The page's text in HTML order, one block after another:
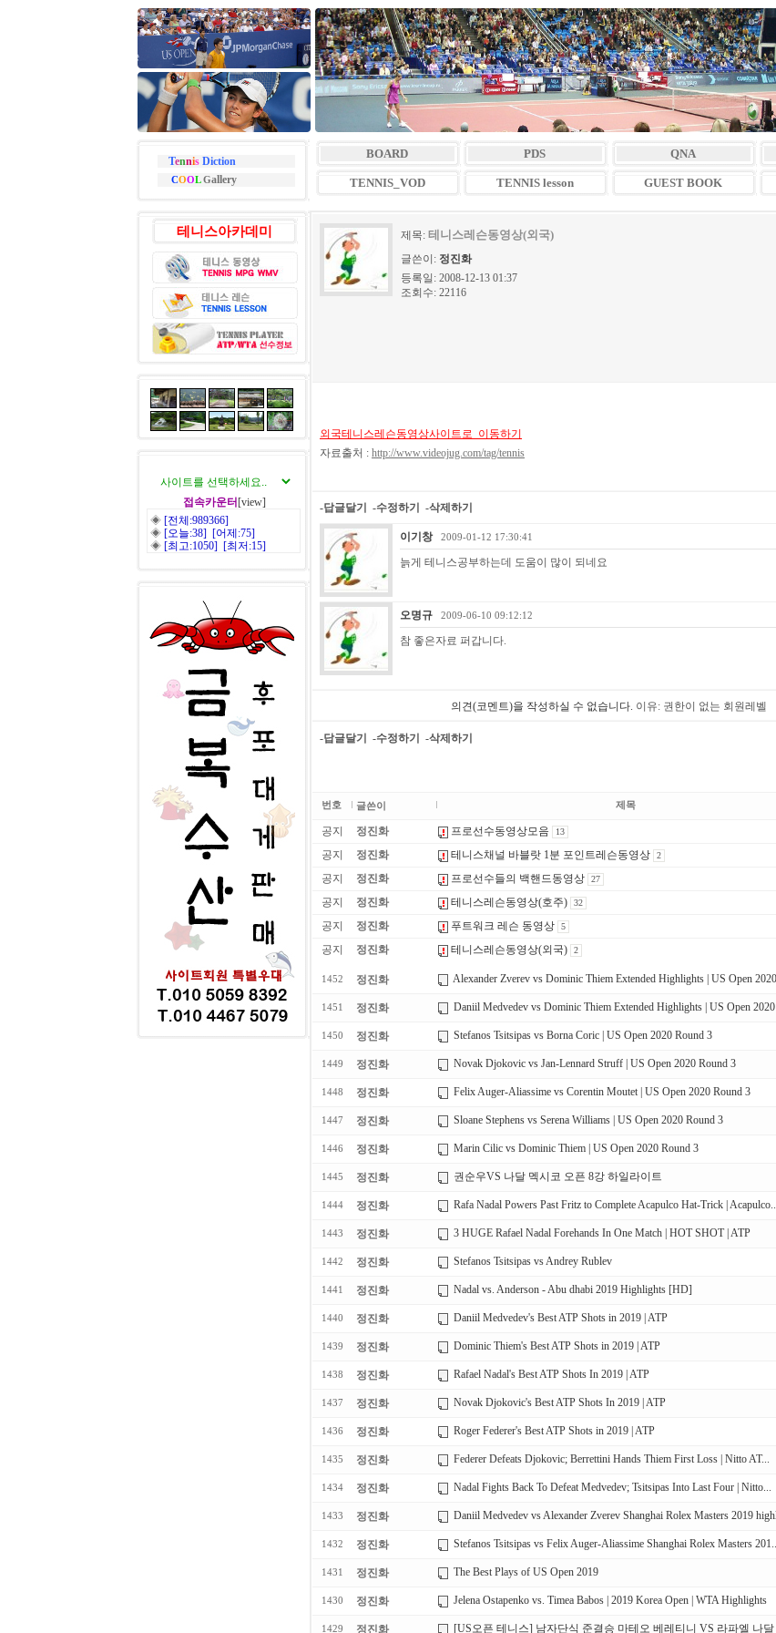
Tennis Diction
COOLGallery
BOARD PDS QNA
TENNIS_VOD TENNIS lesson GUEST BOOK
테니스아카데미
접속카운터 [view]
◈ [전체:989366]
◈ [오늘:38] [어제:75]
◈ [최고:1050] [최저:15]
제목: 테니스레슨동영상(외국)
글쓴이: 정진화
등록일: 2008-12-13 01:37
조회수: 22116
외국테니스레슨동영상사이트로 이동하기
자료출처 : http://www.videojug.com/tag/tennis
-답글달기 -수정하기 -삭제하기
이기창 2009-01-12 17:30:41
늙게 테니스공부하는데 도움이 많이 되네요
오명규 2009-06-10 09:12:12
참 좋은자료 퍼갑니다.
의견(코멘트)을 작성하실 수 없습니다. 이유: 권한이 없는 회원레벨
-답글달기 -수정하기 -삭제하기
번호 글쓴이 제목
공지 정진화 프로선수동영상모음 13
공지 정진화 테니스채널 바블랏 1분 포인트레슨동영상 2
공지 정진화 프로선수들의 백핸드동영상 27
공지 정진화 테니스레슨동영상(호주) 32
공지 정진화 푸트워크 레슨 동영상 5
공지 정진화 테니스레슨동영상(외국) 2
1452 정진화 Alexander Zverev vs Dominic Thiem Extended Highlights | US Open
1451 정진화 Daniil Medvedev vs Dominic Thiem Extended Highlights | US Open 2020
1450 정진화 Stefanos Tsitsipas vs Borna Coric | US Open 2020 Round 3
1449 정진화 Novak Djokovic vs Jan-Lennard Struff | US Open 2020 Round 3
1448 정진화 Felix Auger-Aliassime vs Corentin Moutet | US Open 2020 Round 3
1447 정진화 Sloane Stephens vs Serena Williams | US Open 2020 Round 3
1446 정진화 Marin Cilic vs Dominic Thiem | US Open 2020 Round 3
1445 정진화 권순우VS 나달 멕시코 오픈 8강 하일라이트
1444 정진화 Rafa Nadal Powers Past Fritz to Complete Acapulco Hat-Trick |
1443 정진화 3 HUGE Rafael Nadal Forehands In One Match | HOT SHOT | ATP
1442 정진화 Stefanos Tsitsipas vs Andrey Rublev
1441 정진화 Nadal vs. Anderson - Abu dhabi 2019 Highlights [HD]
1440 정진화 Daniil Medvedev's Best ATP Shots in 2019 | ATP
1439 정진화 Dominic Thiem's Best ATP Shots in 2019 | ATP
1438 정진화 Rafael Nadal's Best ATP Shots In 2019 | ATP
1437 정진화 Novak Djokovic's Best ATP Shots In 2019 | ATP
1436 정진화 Roger Federer's Best ATP Shots in 2019 | ATP
1435 정진화 Federer Defeats Djokovic; Berrettini Hands Thiem First Loss | Nitto AT...
1434 정진화 Nadal Fights Back To Defeat Medvedev; Tsitsipas Into Last Four | Nitto...
1433 정진화 Daniil Medvedev vs Alexander Zverev Shanghai Rolex Masters 2019
1432 정진화 Stefanos Tsitsipas vs Felix Auger-Aliassime Shanghai Rolex Masters
1431 정진화 The Best Plays of US Open 2019
1430 정진화 Jelena Ostapenko vs. Timea Babos | 2019 Korea Open | WTA Highlights
1429 정진화 [US오픈 테니스] 남자단식 준결승 마테오 베레티니 VS 라파엘 나